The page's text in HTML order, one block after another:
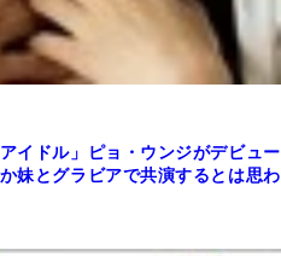
イドル」ピョ・ウンジがデビュー
妹とグラビアで共演するとは思わ